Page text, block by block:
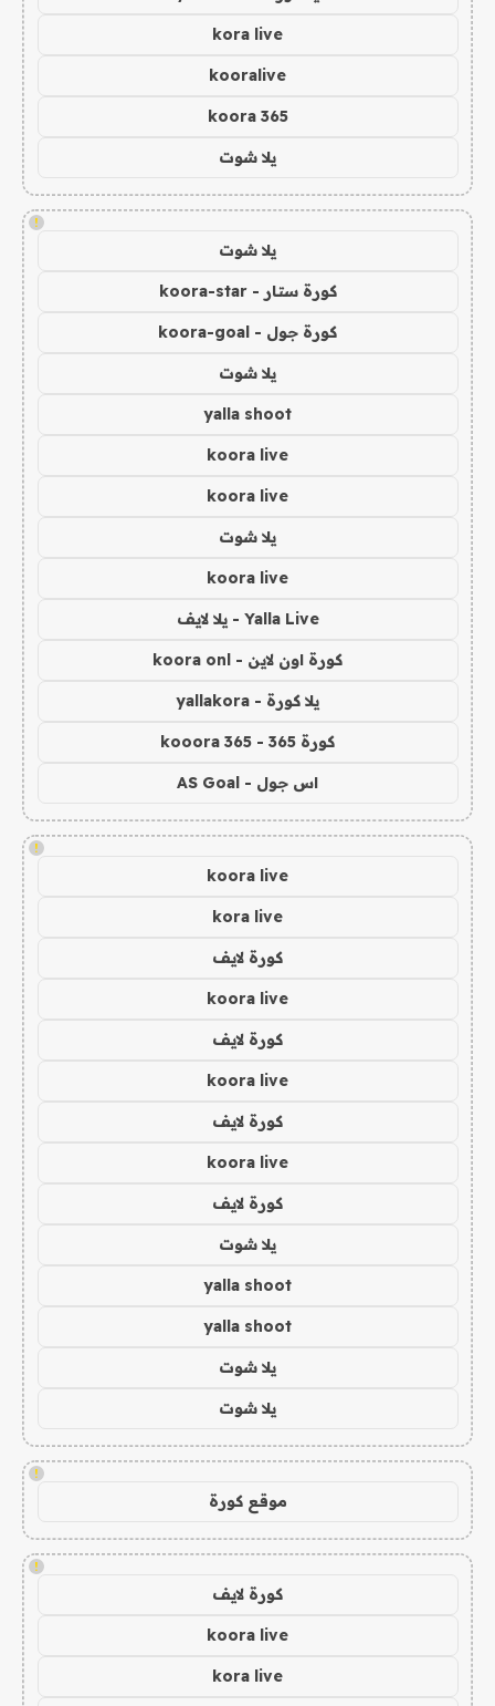
kora live
kooralive
koora 365
يلا شوت
!
يلا شوت
كورة ستار - koora-star
كورة جول - koora-goal
يلا شوت
yalla shoot
koora live
koora live
يلا شوت
koora live
Yalla Live - يلا لايف
كورة اون لاين - koora onl
يلا كورة - yallakora
كورة 365 - kooora 365
اس جول - AS Goal
!
koora live
kora live
كورة لايف
koora live
كورة لايف
koora live
كورة لايف
koora live
كورة لايف
يلا شوت
yalla shoot
yalla shoot
يلا شوت
يلا شوت
!
موقع كورة
!
كورة لايف
koora live
kora live